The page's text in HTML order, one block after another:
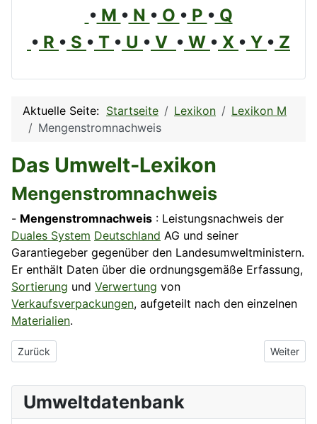
• M • N • O • P • Q
• R • S • T • U • V • W • X • Y • Z
Aktuelle Seite: Startseite Lexikon
Lexikon M
Mengenstromnachweis
Das Umwelt-Lexikon
Mengenstromnachweis
- Mengenstromnachweis : Leistungsnachweis der
Duales System Deutschland AG und seiner
Garantiegeber gegenüber den Landesumweltministern.
Er enthält Daten über die ordnungsgemäße Erfassung,
Sortierung und Verwertung von
Verkaufsverpackungen, aufgeteilt nach den einzelnen
Materialien.
Vorheriger Beitrag: Membranverfahren
Zurück Nächster
Weiter
Umweltdatenbank